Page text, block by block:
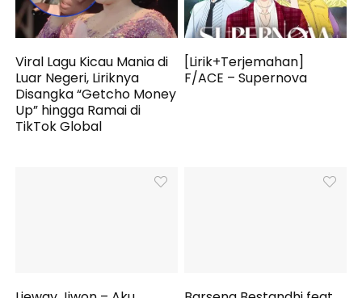
Viral Lagu Kicau Mania di
Luar Negeri, Liriknya
Disangka “Getcho Money
Up” hingga Ramai di
TikTok Global
[Lirik+Terjemahan]
F/ACE – Supernova